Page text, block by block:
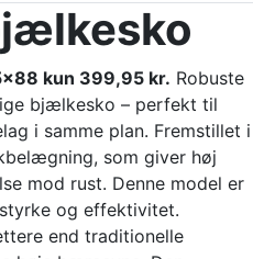
kun 399,95 kr. Robuste
bjælkesko – perfekt til
i samme plan. Fremstillet i
som giver høj
mod rust. Denne model er
og effektivitet.
end traditionelle